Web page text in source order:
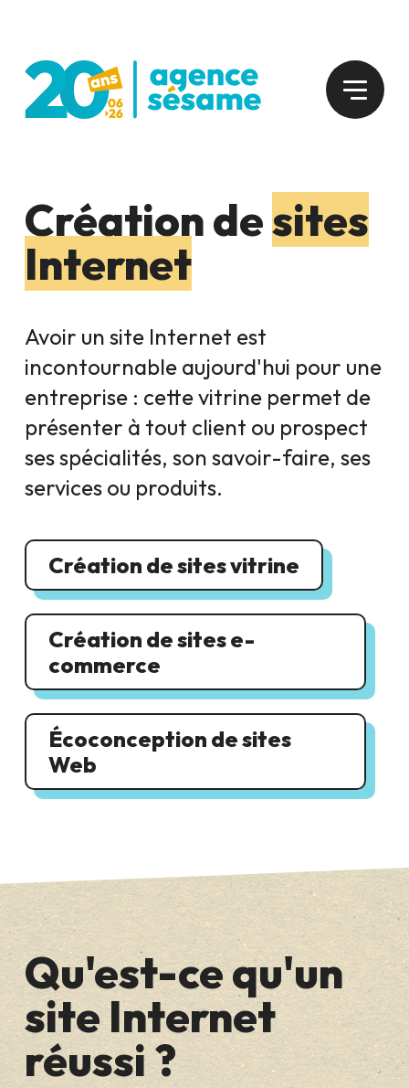
Création desites
Internet
Avoir un site Internet est
incontournable aujourd'hui pour une
entreprise : cette vitrine permet de
présenter à tout client ou prospect
ses spécialités, son savoir-faire, ses
services ou produits.
Création de sites vitrine
Création de sites e-
commerce
Écoconception de sites
Web
Qu'est-ce qu'un
site Internet
réussi ?